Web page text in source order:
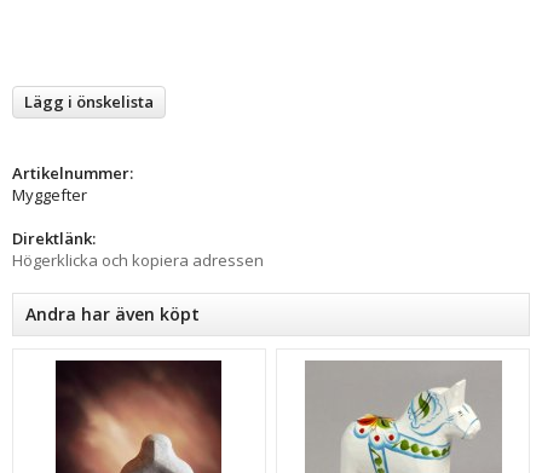
Lägg i önskelista
Artikelnummer:
Myggefter
Direktlänk:
Högerklicka och kopiera adressen
Andra har även köpt